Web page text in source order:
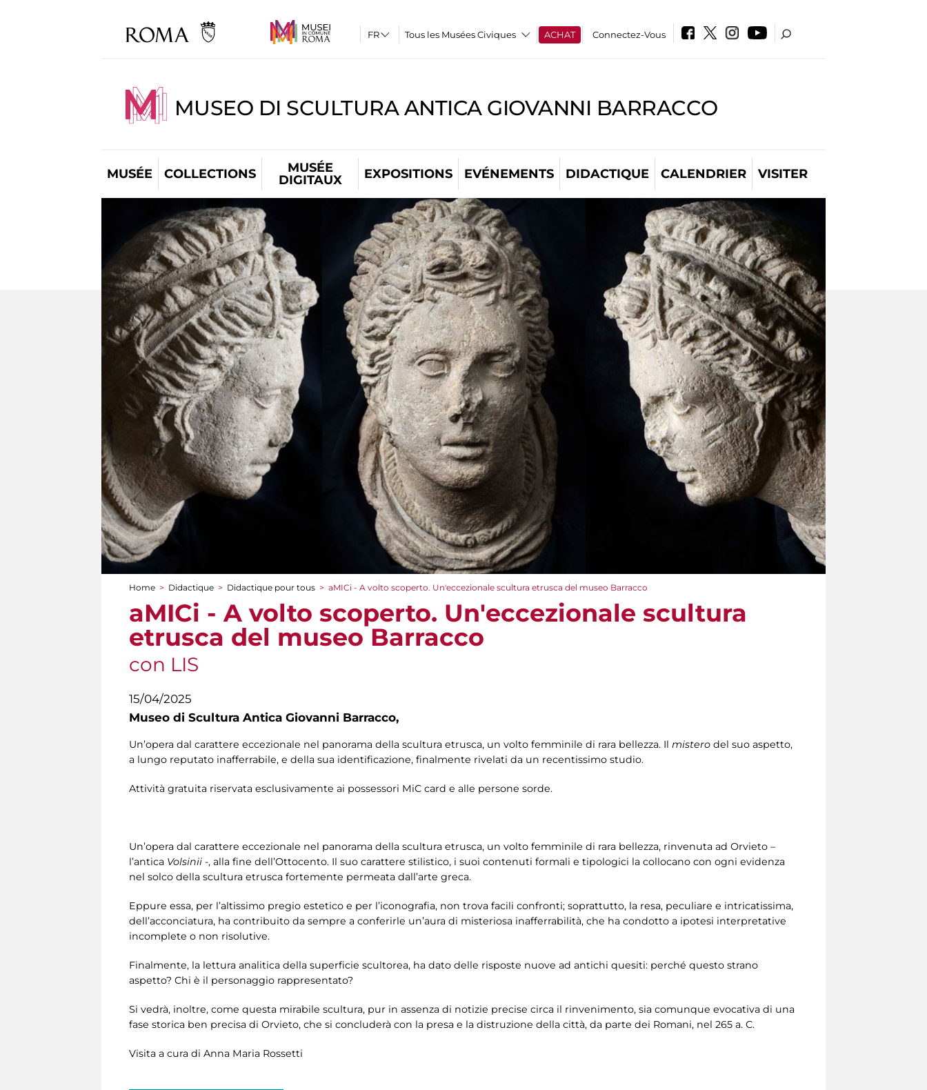
Tous les Musées Civiques ACHAT Connectez-Vous
MUSEO DI SCULTURA ANTICA GIOVANNI BARRACCO
MUSÉE COLLECTIONS
MUSÉE
DIGITAUX
EXPOSITIONS EVÉNEMENTS DIDACTIQUE CALENDRIER VISITER
You are here
Home > Didactique > Didactique pour tous > aMICi - A volto scoperto. Un'eccezionale scultura etrusca del museo Barracco
aMICi - A volto scoperto. Un'eccezionale scultura
etrusca del museo Barracco
con LIS
15/04/2025
Museo di Scultura Antica Giovanni Barracco,
Un’opera dal carattere eccezionale nel panorama della scultura etrusca, un volto femminile di rara bellezza. Il mistero del suo aspetto,
a lungo reputato inafferrabile, e della sua identificazione, finalmente rivelati da un recentissimo studio.
Attività gratuita riservata esclusivamente ai possessori MiC card e alle persone sorde.
Un’opera dal carattere eccezionale nel panorama della scultura etrusca, un volto femminile di rara bellezza, rinvenuta ad Orvieto –
l’antica Volsinii -, alla fine dell’Ottocento. Il suo carattere stilistico, i suoi contenuti formali e tipologici la collocano con ogni evidenza
nel solco della scultura etrusca fortemente permeata dall’arte greca.
Eppure essa, per l’altissimo pregio estetico e per l’iconografia, non trova facili confronti; soprattutto, la resa, peculiare e intricatissima,
dell’acconciatura, ha contribuito da sempre a conferirle un’aura di misteriosa inafferrabilità, che ha condotto a ipotesi interpretative
incomplete o non risolutive.
Finalmente, la lettura analitica della superficie scultorea, ha dato delle risposte nuove ad antichi quesiti: perché questo strano
aspetto? Chi è il personaggio rappresentato?
Si vedrà, inoltre, come questa mirabile scultura, pur in assenza di notizie precise circa il rinvenimento, sia comunque evocativa di una
fase storica ben precisa di Orvieto, che si concluderà con la presa e la distruzione della città, da parte dei Romani, nel 265 a. C.
Visita a cura di Anna Maria Rossetti